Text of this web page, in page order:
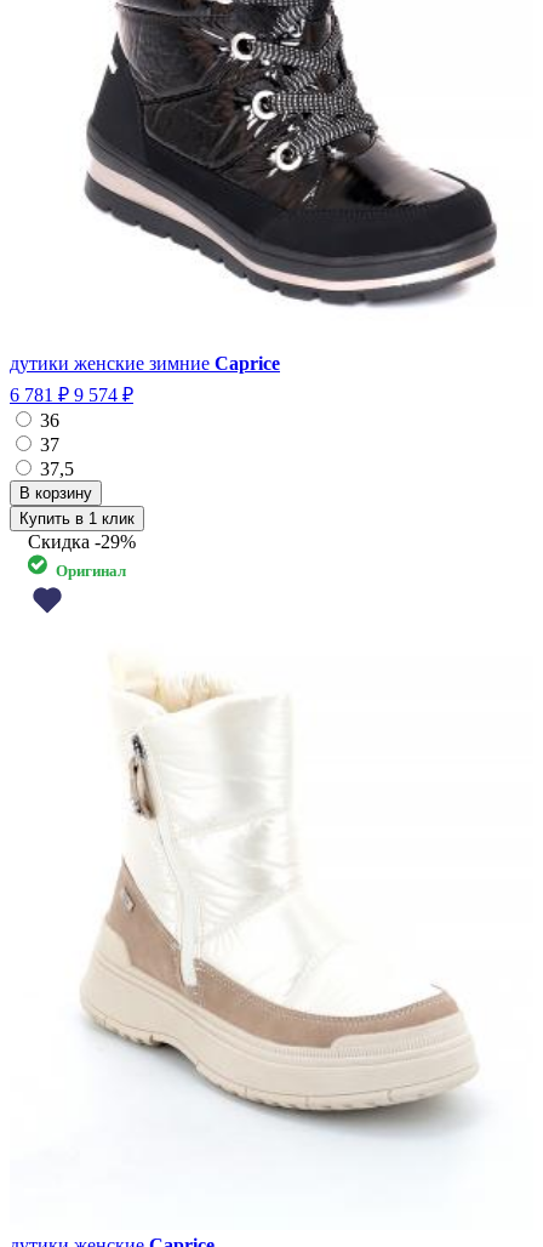
дутики женские зимние Caprice
6 781 ₽ 9 574 ₽
36
37
37,5
Купить в 1 клик
Скидка -29%
Оригинал